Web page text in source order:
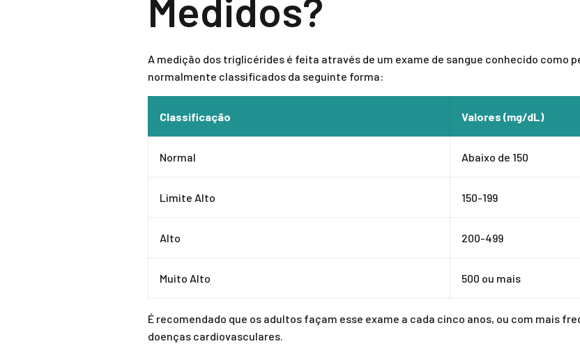
Medidos?
A medição dos triglicérides é feita através de um exame de sangue conhecido como
normalmente classificados da seguinte forma:
Classificação Valores (mg/dL)
Normal Abaixo de 150
Limite Alto 150-199
Alto 200-499
Muito Alto 500 ou mais
É recomendado que os adultos façam esse exame a cada cinco anos, ou com mais
doenças cardiovasculares.